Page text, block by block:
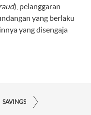
), pelanggaran
yang berlaku
yang disengaja
SAVINGS